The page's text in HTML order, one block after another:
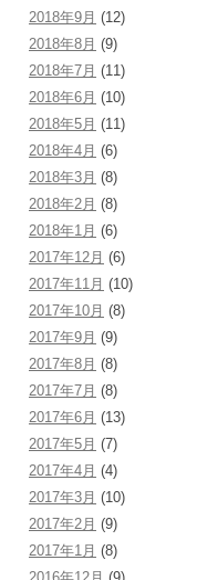
2018年9月 (12)
2018年8月 (9)
2018年7月 (11)
2018年6月 (10)
2018年5月 (11)
2018年4月 (6)
2018年3月 (8)
2018年2月 (8)
2018年1月 (6)
2017年12月 (6)
2017年11月 (10)
2017年10月 (8)
2017年9月 (9)
2017年8月 (8)
2017年7月 (8)
2017年6月 (13)
2017年5月 (7)
2017年4月 (4)
2017年3月 (10)
2017年2月 (9)
2017年1月 (8)